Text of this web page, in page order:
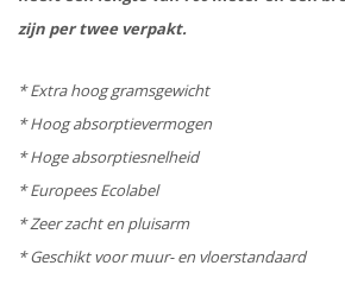
zijn per twee verpakt.
* Extra hoog gramsgewicht
* Hoog absorptievermogen
* Hoge absorptiesnelheid
* Europees Ecolabel
* Zeer zacht en pluisarm
* Geschikt voor muur- en vloerstandaard